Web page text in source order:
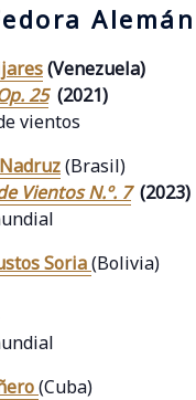
Alemán
(Venezuela)
25(2021)
vientos
(Brasil)
Vientos N.º. 7 (2023)
Soria(Bolivia)
(Cuba)